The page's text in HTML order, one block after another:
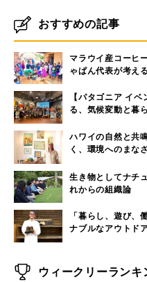
おすすめの記事
マラウイ産コーヒ
ゃぱん代表が考え
【パタゴニア イ
る、気候変動と暮
ハワイの自然と
く、環境へのまな
生き物としてナチ
れからの組織論
「暮らし、遊び、
ナブルなアウトド
ウィークリーランキ